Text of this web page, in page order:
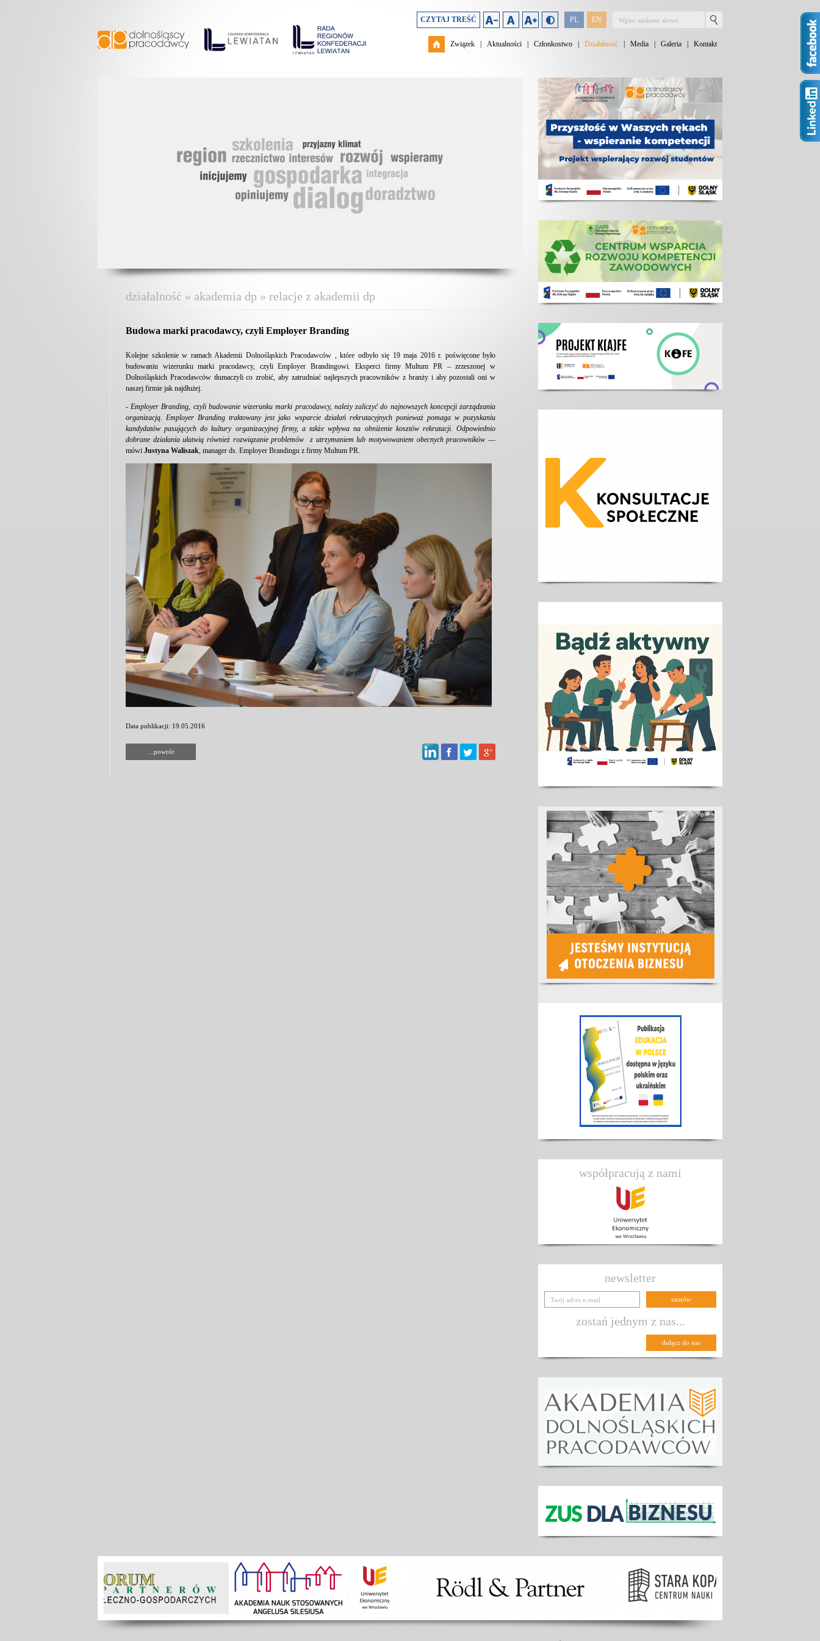
PL EN
CZYTAJ TREŚĆ
Związek Aktualności Członkostwo Działalność Media Galeria Kontakt
działalność » akademia dp » relacje z akademii dp
Budowa marki pracodawcy, czyli Employer Branding
Kolejne szkolenie w ramach Akademii Dolnośląskich Pracodawców , które odbyło się 19 maja 2016 r. poświęcone było
budowaniu wizerunku marki pracodawcy, czyli Employer Brandingowi. Eksperci firmy Multum PR – zrzeszonej w
Dolnośląskich Pracodawców tłumaczyli co zrobić, aby zatrudniać najlepszych pracowników z branży i aby pozostali oni w
naszej firmie jak najdłużej.
- Employer Branding, czyli budowanie wizerunku marki pracodawcy, należy zaliczyć do najnowszych koncepcji zarządzania
organizacją. Employer Branding traktowany jest jako wsparcie działań rekrutacyjnych ponieważ pomaga w pozyskaniu
kandydatów pasujących do kultury organizacyjnej firmy, a także wpływa na obniżenie kosztów rekrutacji. Odpowiednio
dobrane działania ułatwią również rozwiązanie problemów z utrzymaniem lub motywowaniem obecnych pracowników —
mówi Justyna Waliszak, manager ds. Employer Brandingu z firmy Multum PR.
Data publikacji: 19.05.2016
...powrót
współpracują z nami
newsletter
zostań jednym z nas...